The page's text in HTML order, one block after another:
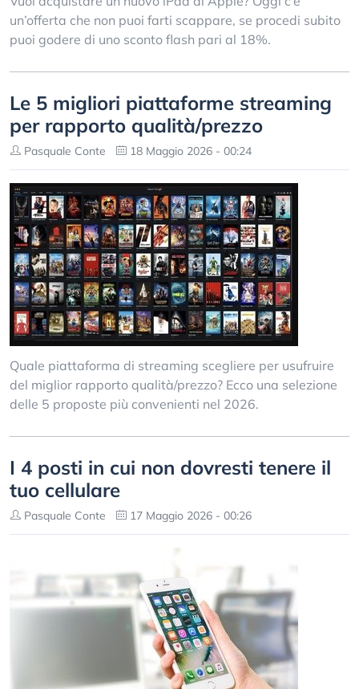
un’offerta che non puoi farti scappare, se procedi subito
puoi godere di uno sconto flash pari al 18%.
Le 5 migliori piattaforme streaming
per rapporto qualità/prezzo
Pasquale Conte 18 Maggio 2026 - 00:24
Quale piattaforma di streaming scegliere per usufruire
del miglior rapporto qualità/prezzo? Ecco una selezione
delle 5 proposte più convenienti nel 2026.
I 4 posti in cui non dovresti tenere il
tuo cellulare
Pasquale Conte 17 Maggio 2026 - 00:26